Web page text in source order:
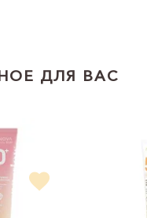
ДЛЯ ВАС